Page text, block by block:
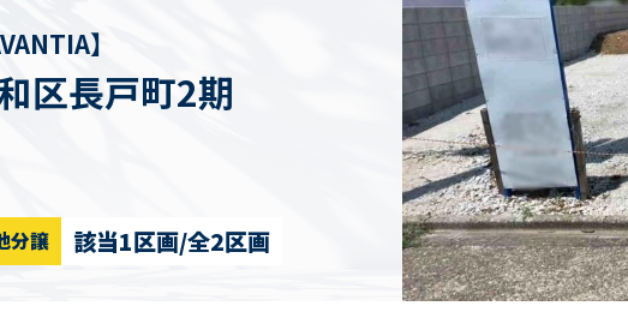
】
区長戸町2期
分譲 該当1区画/全2区画